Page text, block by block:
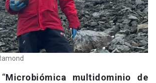
Microbiómica multidominio de